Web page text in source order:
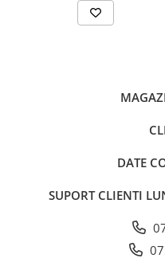
DATE
SUPORT CLIENTI